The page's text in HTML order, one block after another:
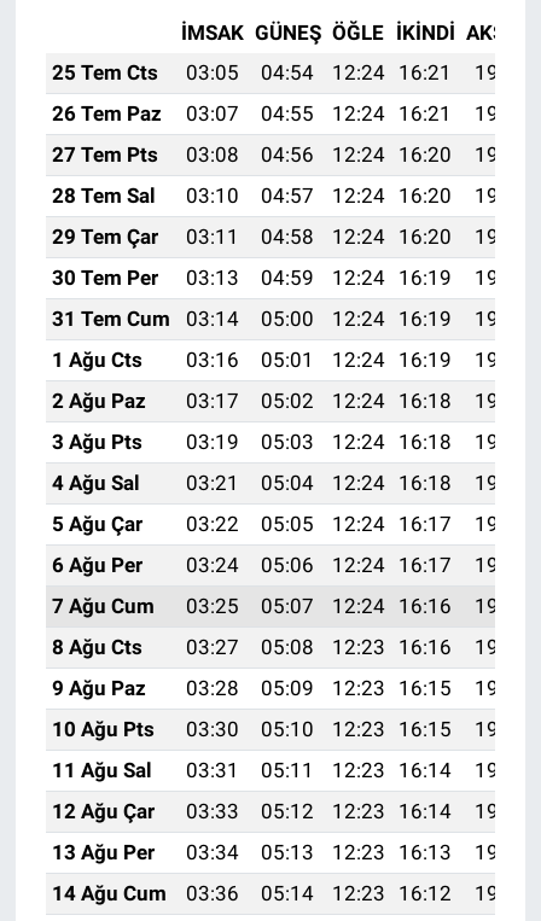
İMSAK GÜNEŞ ÖĞLE İKINDI AKŞAM
25 Tem Cts
03:05 04:54 12:24 16:21
19:44
26 Tem Paz
03:07 04:55 12:24 16:21
19:43
27 Tem Pts
03:08 04:56 12:24 16:20
19:42
28 Tem Sal
03:10 04:57 12:24 16:20
19:41
29 Tem Çar
03:11 04:58 12:24 16:20
19:40
30 Tem Per
03:13 04:59 12:24 16:19
19:39
31 Tem Cum
03:14 05:00 12:24 16:19
19:38
1 Ağu Cts
03:16 05:01 12:24 16:19
19:37
2 Ağu Paz
03:17 05:02 12:24 16:18
19:36
3 Ağu Pts
03:19 05:03 12:24 16:18
19:35
4 Ağu Sal
03:21 05:04 12:24 16:18
19:34
5 Ağu Çar
03:22 05:05 12:24 16:17
19:33
6 Ağu Per
03:24 05:06 12:24 16:17
19:32
7 Ağu Cum
03:25 05:07 12:24 16:16
19:30
8 Ağu Cts
03:27 05:08 12:23 16:16
19:29
9 Ağu Paz
03:28 05:09 12:23 16:15
19:28
10 Ağu Pts
03:30 05:10 12:23 16:15
19:27
11 Ağu Sal
03:31 05:11 12:23 16:14
19:25
12 Ağu Çar
03:33 05:12 12:23 16:14
19:24
13 Ağu Per
03:34 05:13 12:23 16:13
19:23
14 Ağu Cum
03:36 05:14 12:23 16:12
19:21